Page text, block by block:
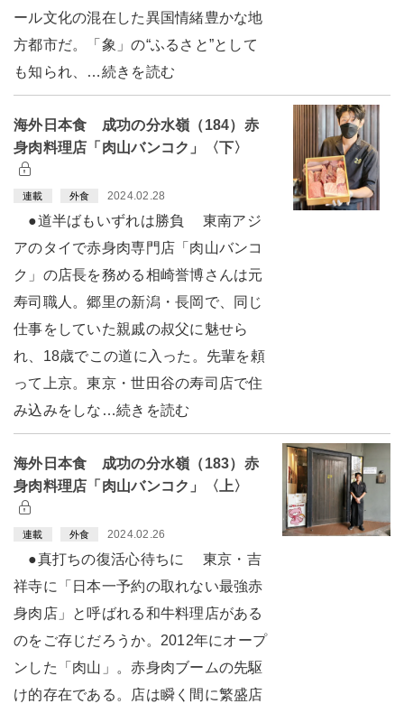
ール文化の混在した異国情緒豊かな地
方都市だ。「象」の“ふるさと”として
も知られ、…続きを読む
海外日本食 成功の分水嶺（184）赤
身肉料理店「肉山バンコク」〈下〉
連載 外食 2024.02.28
●道半ばもいずれは勝負 東南アジ
アのタイで赤身肉専門店「肉山バンコ
ク」の店長を務める相崎誉博さんは元
寿司職人。郷里の新潟・長岡で、同じ
仕事をしていた親戚の叔父に魅せら
れ、18歳でこの道に入った。先輩を頼
って上京。東京・世田谷の寿司店で住
み込みをしな…続きを読む
海外日本食 成功の分水嶺（183）赤
身肉料理店「肉山バンコク」〈上〉
連載 外食 2024.02.26
●真打ちの復活心待ちに 東京・吉
祥寺に「日本一予約の取れない最強赤
身肉店」と呼ばれる和牛料理店がある
のをご存じだろうか。2012年にオープ
ンした「肉山」。赤身肉ブームの先駆
け的存在である。店は瞬く間に繁盛店